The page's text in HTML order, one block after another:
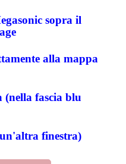
sopra il
alla mappa
(nella fascia blu
finestra)